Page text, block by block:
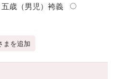
五歳（男児）袴義
まを追加